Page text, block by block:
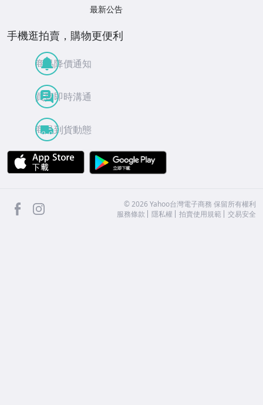
最新公告
手機逛拍賣，購物更便利
商品降價通知
買賣即時溝通
商品到貨動態
APP Store
facebook ©2026 Yahoo台灣電子商務 保留所有權利
服務條款
隱私權 拍賣使用規範 交易安全